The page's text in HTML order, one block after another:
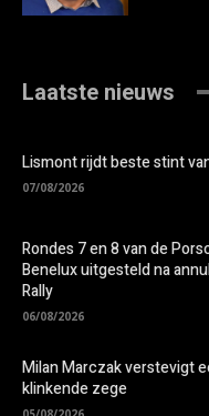
Laatste nieuws
Lismont rijdt beste stint
07/08/2026
Rondes 7 en 8 van de
Benelux uitgesteld na
Rally
06/08/2026
Milan Marczak verstevigt
klinkende zege